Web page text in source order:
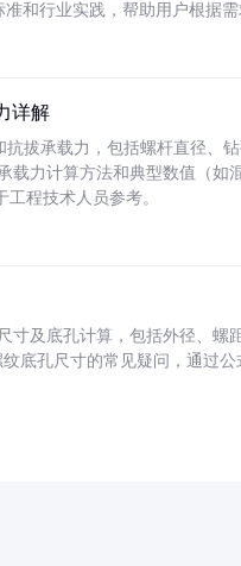
和行业实践，帮助用户根据需
详解
拔承载力，包括螺杆直径、
载力计算方法和典型数值（如
程技术人员参考。
寸及底孔计算，包括外径、
纹底孔尺寸的常见疑问，通过